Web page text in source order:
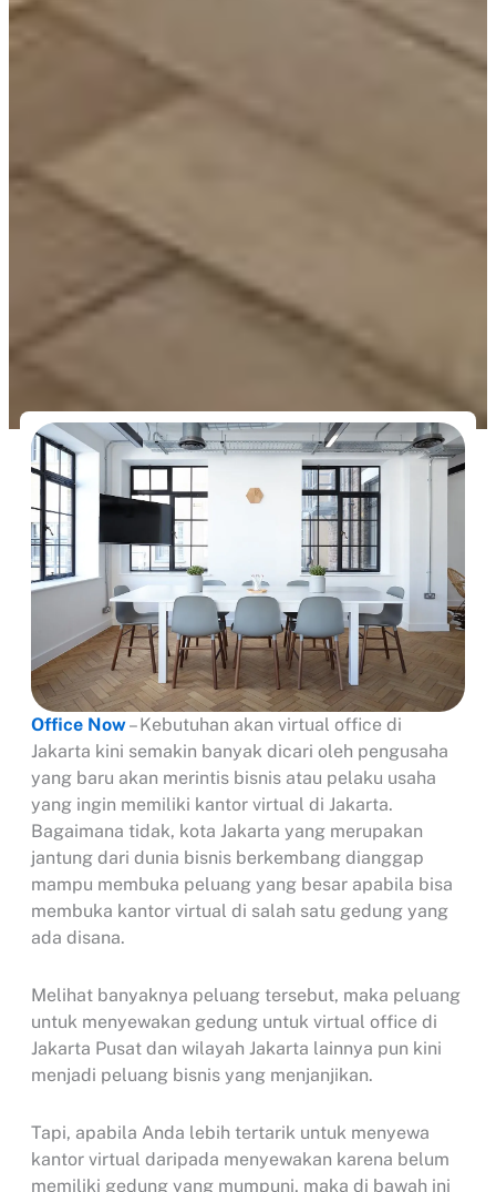
Office Now– Kebutuhan akan virtual office di
Jakarta kini semakin banyak dicari oleh pengusaha
yang baru akan merintis bisnis atau pelaku usaha
yang ingin memiliki kantor virtual di Jakarta.
Bagaimana tidak, kota Jakarta yang merupakan
jantung dari dunia bisnis berkembang dianggap
mampu membuka peluang yang besar apabila bisa
membuka kantor virtual di salah satu gedung yang
ada disana.
Melihat banyaknya peluang tersebut, maka peluang
untuk menyewakan gedung untuk virtual office di
Jakarta Pusat dan wilayah Jakarta lainnya pun kini
menjadi peluang bisnis yang menjanjikan.
Tapi, apabila Anda lebih tertarik untuk menyewa
kantor virtual daripada menyewakan karena belum
memiliki gedung yang mumpuni, maka di bawah ini